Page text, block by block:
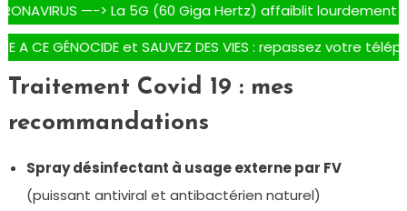
—-> La 5G (60 Giga Hertz) affaiblit lourdement notre
GÉNOCIDE et SAUVEZ DES VIES : repassez votre
Traitement Covid 19 : mes
recommandations
Spray désinfectant à usage externe par FV
(puissant antiviral et antibactérien naturel)